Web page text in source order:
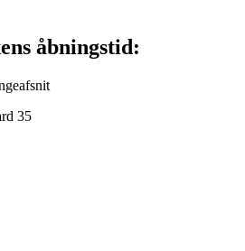
åbningstid:
35